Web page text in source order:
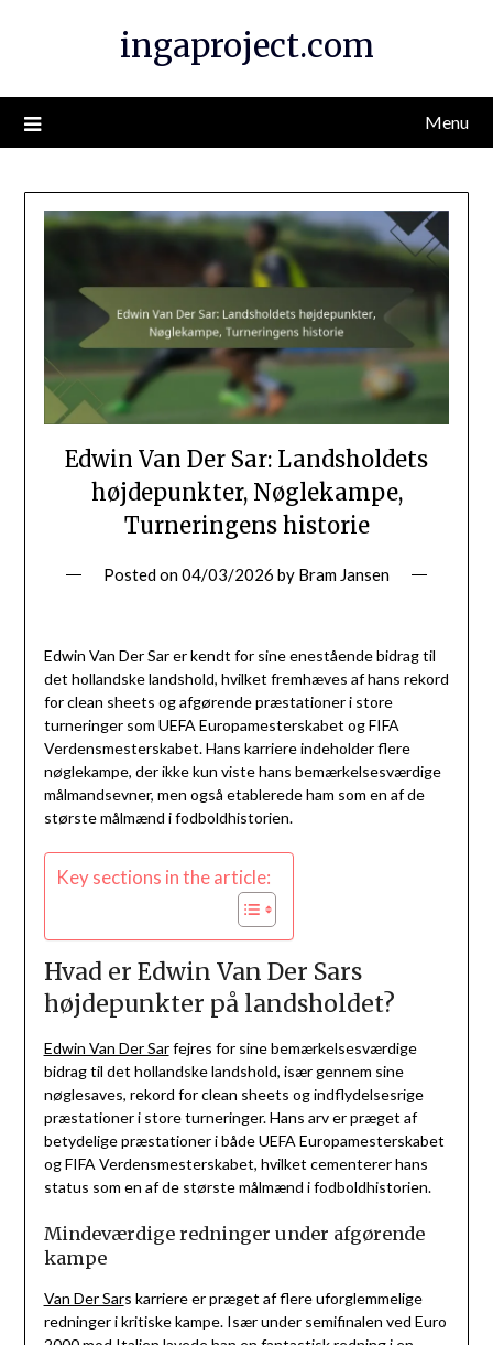
ingaproject.com
Menu
Edwin Van Der Sar: Landsholdets
højdepunkter, Nøglekampe,
Turneringens historie
Posted on04/03/2026 by Bram Jansen
Edwin Van Der Sar er kendt for sine enestående bidrag til
det hollandske landshold, hvilket fremhæves af hans rekord
for clean sheets og afgørende præstationer i store
turneringer som UEFA Europamesterskabet og FIFA
Verdensmesterskabet. Hans karriere indeholder flere
nøglekampe, der ikke kun viste hans bemærkelsesværdige
målmandsevner, men også etablerede ham som en af de
største målmænd i fodboldhistorien.
Key sections in the article:
Hvad er Edwin Van Der Sars
højdepunkter på landsholdet?
Edwin Van Der Sarfejres for sine bemærkelsesværdige
bidrag til det hollandske landshold, især gennem sine
nøglesaves, rekord for clean sheets og indflydelsesrige
præstationer i store turneringer. Hans arv er præget af
betydelige præstationer i både UEFA Europamesterskabet
og FIFA Verdensmesterskabet, hvilket cementerer hans
status som en af de største målmænd i fodboldhistorien.
Mindeværdige redninger under afgørende
kampe
Van Der Sars karriere er præget af flere uforglemmelige
redninger i kritiske kampe. Især under semifinalen ved Euro